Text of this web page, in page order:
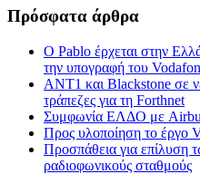
Πρόσφατα άρθρα
Ο Pablo έρχεται στην
την υπογραφή του
ΑΝΤ1 και Blackstone σε
τράπεζες για τη Forthnet
Συμφωνία ΕΛΔΟ με
Προς υλοποίηση το έργο
Προσπάθεια για επίλυση
ραδιοφωνικούς σταθμούς